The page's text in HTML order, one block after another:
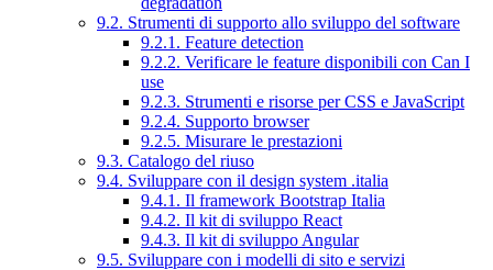
9.2. Strumenti di supporto allo sviluppo del software
9.2.1. Feature detection
9.2.2. Verificare le feature disponibili con Can I
use
9.2.3. Strumenti e risorse per CSS e JavaScript
9.2.4. Supporto browser
9.2.5. Misurare le prestazioni
9.3. Catalogo del riuso
9.4. Sviluppare con il design system .italia
9.4.1. Il framework Bootstrap Italia
9.4.2. Il kit di sviluppo React
9.4.3. Il kit di sviluppo Angular
9.5. Sviluppare con i modelli di sito e servizi